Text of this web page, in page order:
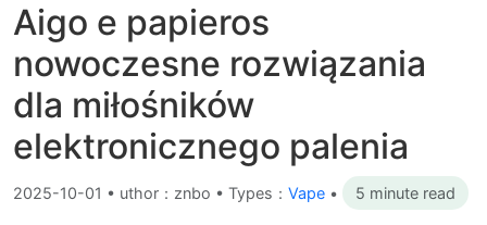
Aigo e papieros
nowoczesne rozwiązania
dla miłośników
elektronicznego palenia
2025-10-01 • uthor：znbo • Types： Vape • 5 minute read